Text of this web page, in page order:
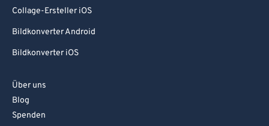
Collage-Ersteller iOS
Bildkonverter Android
Bildkonverter iOS
Über uns
Blog
Spenden